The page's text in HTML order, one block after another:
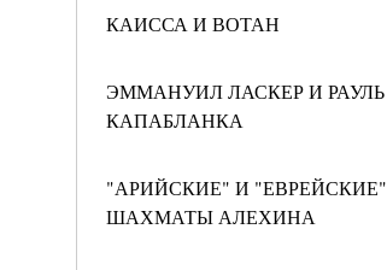
КАИССА И ВОТАН
ЭММАНУИЛ ЛАСКЕР И РАУЛЬ
КАПАБЛАНКА
"АРИЙСКИЕ" И "ЕВРЕЙСКИЕ"
ШАХМАТЫ АЛЕХИНА